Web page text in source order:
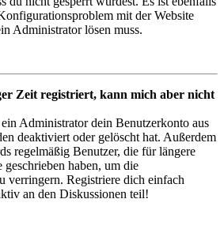
mit der Website
Administrator lösen muss.
Zeit registriert, kann mich aber nicht
ein Administrator dein Benutzerkonto aus
deaktiviert oder gelöscht hat. Außerdem
regelmäßig Benutzer, die für längere
haben, um die
verringern. Registriere dich einfach
an den Diskussionen teil!